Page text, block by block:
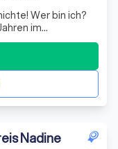
Wer bin ich?
im
habe ich viel
gesammelt, vor
liegt mir am
Nadine